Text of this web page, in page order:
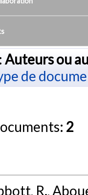
Auteurs ou
de
2
R.,